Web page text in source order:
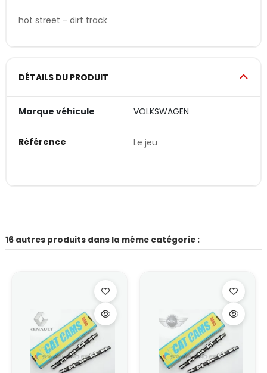
hot street - dirt track
DÉTAILS DU PRODUIT
Marque véhicule VOLKSWAGEN
Référence Le jeu
16 autres produits dans la même catégorie :